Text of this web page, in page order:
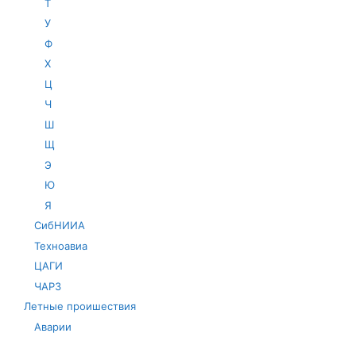
Т
У
Ф
Х
Ц
Ч
Ш
Щ
Э
Ю
Я
СибНИИА
Техноавиа
ЦАГИ
ЧАРЗ
Летные проишествия
Аварии